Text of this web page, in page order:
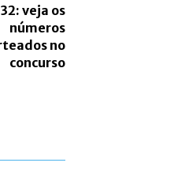
veja os
números
no
concurso